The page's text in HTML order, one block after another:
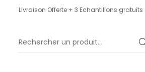
Livraison Offerte + 3 Echantillons gratuits